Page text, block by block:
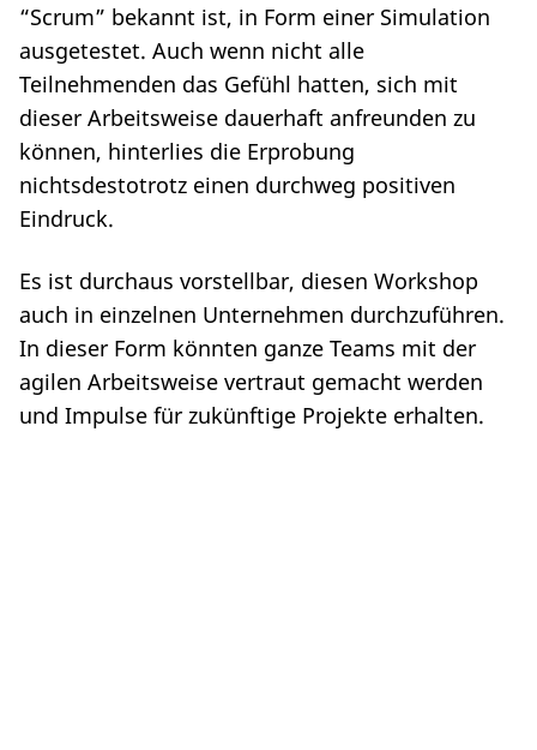
“Scrum” bekannt ist, in Form einer Simulation
ausgetestet. Auch wenn nicht alle
Teilnehmenden das Gefühl hatten, sich mit
dieser Arbeitsweise dauerhaft anfreunden zu
können, hinterlies die Erprobung
nichtsdestotrotz einen durchweg positiven
Eindruck.
Es ist durchaus vorstellbar, diesen Workshop
auch in einzelnen Unternehmen durchzuführen.
In dieser Form könnten ganze Teams mit der
agilen Arbeitsweise vertraut gemacht werden
und Impulse für zukünftige Projekte erhalten.